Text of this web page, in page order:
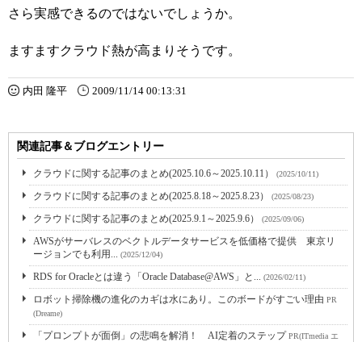
さら実感できるのではないでしょうか。
ますますクラウド熱が高まりそうです。
内田 隆平 2009/11/14 00:13:31
関連記事＆ブログエントリー
クラウドに関する記事のまとめ(2025.10.6～2025.10.11） (2025/10/11)
クラウドに関する記事のまとめ(2025.8.18～2025.8.23） (2025/08/23)
クラウドに関する記事のまとめ(2025.9.1～2025.9.6） (2025/09/06)
AWSがサーバレスのベクトルデータサービスを低価格で提供 東京リ
ージョンでも利用... (2025/12/04)
RDS for Oracleとは違う「Oracle Database@AWS」と... (2026/02/11)
ロボット掃除機の進化のカギは水にあり。このボードがすごい理由 PR
(Dreame)
「プロンプトが面倒」の悲鳴を解消！ AI定着のステップPR(ITmedia エ